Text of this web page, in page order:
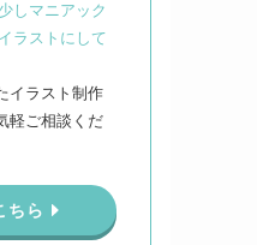
しマニアック
ラストにして
イラスト制作
軽ご相談くだ
ちら